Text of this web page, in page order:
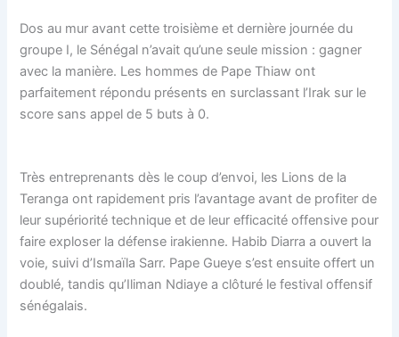
Dos au mur avant cette troisième et dernière journée du
groupe I, le Sénégal n’avait qu’une seule mission : gagner
avec la manière. Les hommes de Pape Thiaw ont
parfaitement répondu présents en surclassant l’Irak sur le
score sans appel de 5 buts à 0.
Très entreprenants dès le coup d’envoi, les Lions de la
Teranga ont rapidement pris l’avantage avant de profiter de
leur supériorité technique et de leur efficacité offensive pour
faire exploser la défense irakienne. Habib Diarra a ouvert la
voie, suivi d’Ismaïla Sarr. Pape Gueye s’est ensuite offert un
doublé, tandis qu’Iliman Ndiaye a clôturé le festival offensif
sénégalais.